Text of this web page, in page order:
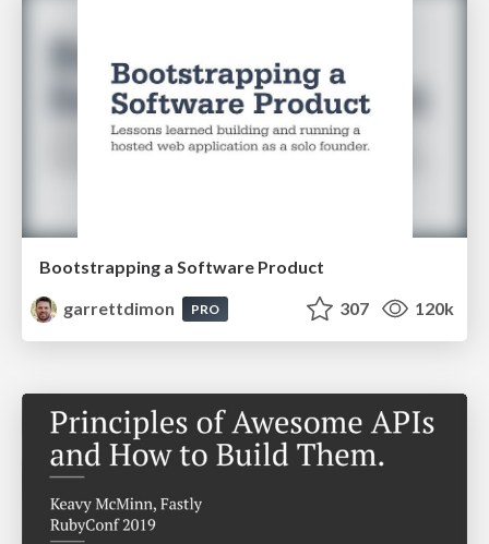
Bootstrapping a Software Product
garrettdimon
PRO 307 120k